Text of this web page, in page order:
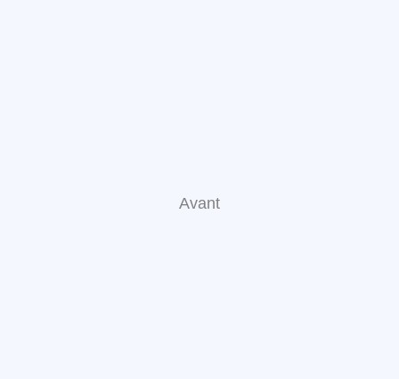
Avant